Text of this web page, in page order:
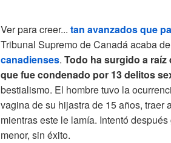
Ver para creer... tan avanzados que
Tribunal Supremo de Canadá acaba
canadienses. Todo ha surgido a raíz
que fue condenado por 13 delitos
bestialismo. El hombre tuvo la
vagina de su hijastra de 15 años, traer
mientras este le lamía. Intentó
menor, sin éxito.